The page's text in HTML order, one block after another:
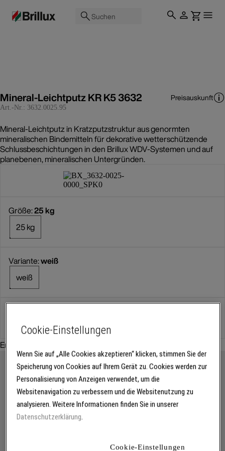
Suchen
Mineral-Leichtputz KR K5 3632
Art.-Nr.: 3632.0025.95
Preisauskunft
Mineral-Leichtputz in Kratzputzstruktur aus genormten
mineralischen Bindemitteln für dekorative wetterschützende
Schlussbeschichtungen in den Brillux WDV-Systemen und auf
planebenen, mineralischen Untergründen.
Größe:25 kg
25 kg
Variante:weiß
weiß
Empfohlenes Zubehör:
Cookie-Einstellungen
Wenn Sie auf „Alle Cookies akzeptieren“ klicken, stimmen Sie der
Speicherung von Cookies auf Ihrem Gerät zu. Cookies werden zur
Personalisierung von Anzeigen verwendet, um die
Websitenavigation zu verbessern und die Websitenutzung zu
analysieren. Weitere Informationen finden Sie in unserer
Datenschutzerklärung.
Cookie-Einstellungen